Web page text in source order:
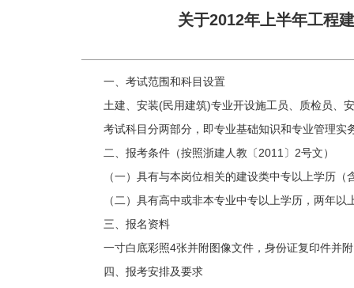
关于2012年上半年工程
一、考试范围和科目设置
土建、安装(民用建筑)专业开设施工员、质检员、
考试科目分两部分，即专业基础知识和专业管理实
二、报考条件（按照浙建人教〔2011〕2号文）
（一）具有与本岗位相关的建设类中专以上学历
（二）具有高中或非本专业中专以上学历，两年
三、报名资料
一寸白底彩照4张并附图像文件，身份证复印件并
四、报考安排及要求